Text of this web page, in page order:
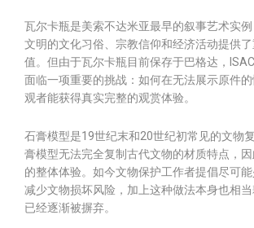
瓦尔卡瓶是美索不达米亚最早的叙事艺术实
文明的文化习俗、宗教信仰和经济活动提供
值。但由于瓦尔卡瓶目前保存于巴格达，
面临一项重要的挑战：如何在无法展示原件
观者能获得真实完整的观赏体验。
石膏模型是19世纪末和20世纪初常见的文物
膏模型无法完全复制古代文物的材质特点，
的整体体验。如今文物保护工作者提倡尽可
减少文物损坏风险，加上这种做法本身也相
已经逐渐被摒弃。